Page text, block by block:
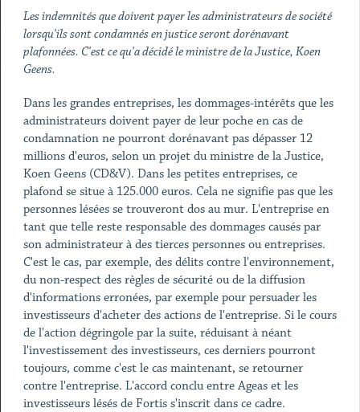
Les indemnités que doivent payer les administrateurs de société
lorsqu'ils sont condamnés en justice seront dorénavant
plafonnées. C'est ce qu'a décidé le ministre de la Justice, Koen
Geens.
Dans les grandes entreprises, les dommages-intérêts que les
administrateurs doivent payer de leur poche en cas de
condamnation ne pourront dorénavant pas dépasser 12
millions d'euros, selon un projet du ministre de la Justice,
Koen Geens (CD&V). Dans les petites entreprises, ce
plafond se situe à 125.000 euros. Cela ne signifie pas que les
personnes lésées se trouveront dos au mur. L'entreprise en
tant que telle reste responsable des dommages causés par
son administrateur à des tierces personnes ou entreprises.
C'est le cas, par exemple, des délits contre l'environnement,
du non-respect des règles de sécurité ou de la diffusion
d'informations erronées, par exemple pour persuader les
investisseurs d'acheter des actions de l'entreprise. Si le cours
de l'action dégringole par la suite, réduisant à néant
l'investissement des investisseurs, ces derniers pourront
toujours, comme c'est le cas maintenant, se retourner
contre l'entreprise. L'accord conclu entre Ageas et les
investisseurs lésés de Fortis s'inscrit dans ce cadre.